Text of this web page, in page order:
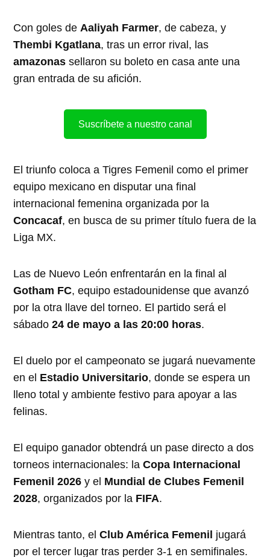
Con goles de Aaliyah Farmer, de cabeza, y
Thembi Kgatlana, tras un error rival, las
amazonas sellaron su boleto en casa ante una
gran entrada de su afición.
Suscríbete a nuestro canal
El triunfo coloca a Tigres Femenil como el primer
equipo mexicano en disputar una final
internacional femenina organizada por la
Concacaf, en busca de su primer título fuera de la
Liga MX.
Las de Nuevo León enfrentarán en la final al
Gotham FC, equipo estadounidense que avanzó
por la otra llave del torneo. El partido será el
sábado24 de mayo a las 20:00 horas.
El duelo por el campeonato se jugará nuevamente
en el Estadio Universitario, donde se espera un
lleno total y ambiente festivo para apoyar a las
felinas.
El equipo ganador obtendrá un pase directo a dos
torneos internacionales: laCopa Internacional
Femenil 2026 y el Mundial de Clubes Femenil
2028, organizados por la FIFA.
Mientras tanto, elClub América Femenil jugará
por el tercer lugar tras perder 3-1 en semifinales.